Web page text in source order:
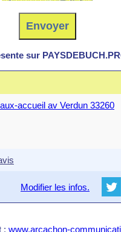
sur
accueil av Verdun 33260
Modifier les infos.
: www.arcachon-